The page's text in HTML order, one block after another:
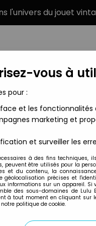
l'univers du jouet
TYPE DE
- Isidore Plongeur
Mirete
vous à
pour :
et les fonctionnalités
marketing et
et surveiller les
à des fins techniques,
peuvent être utilisés pour la
et du contenu, la
géolocalisation précises et
informations sur un appareil. Si
des sous-domaines de Lulu
à tout moment en cliquant sur
politique de cookie.